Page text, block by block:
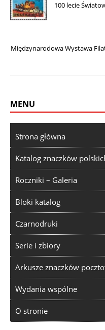
100 lecie
Międzynarodowa Wystawa
MENU
Strona główna
Katalog znaczków
Roczniki – Galeria
Bloki katalog
Czarnodruki
Serie i zbiory
Arkusze znaczków
Wydania wspólne
O stronie